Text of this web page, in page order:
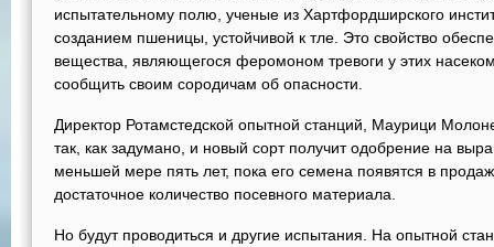
испытательному полю, ученые из Хартфордширского
созданием пшеницы, устойчивой к тле. Это свойство
вещества, являющегося феромоном тревоги у этих
сообщить своим сородичам об опасности.
Директор Ротамстедской опытной станций, Маурици
так, как задумано, и новый сорт получит одобрение на
меньшей мере пять лет, пока его семена появятся в
достаточное количество посевного материала.
Но будут проводиться и другие испытания. На опытной